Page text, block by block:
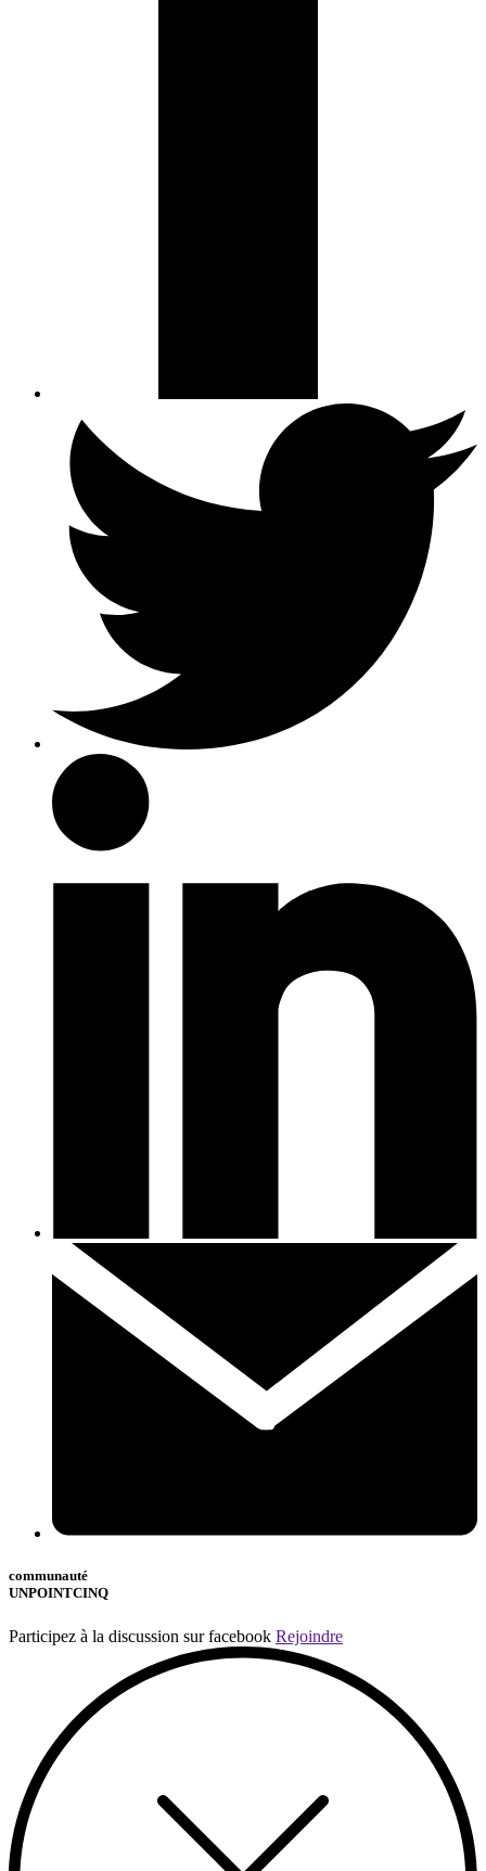
communauté
UNPOINTCINQ
Participez à la discussion sur facebook Rejoindre